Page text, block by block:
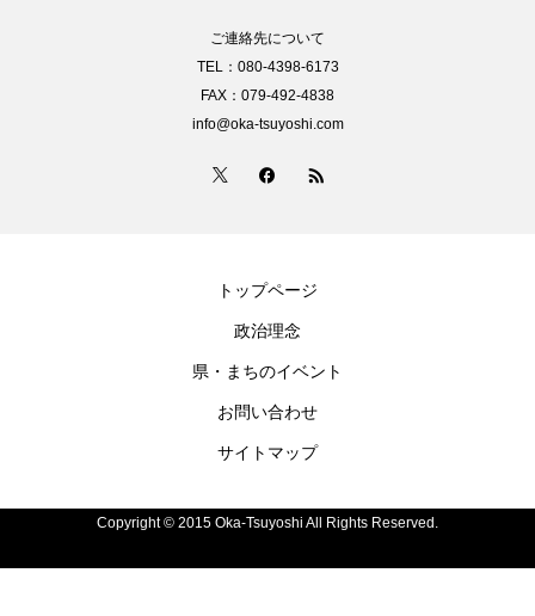
ご連絡先について
TEL：080-4398-6173
FAX：079-492-4838
info@oka-tsuyoshi.com
トップページ
政治理念
県・まちのイベント
お問い合わせ
サイトマップ
Copyright © 2015 Oka-Tsuyoshi All Rights Reserved.